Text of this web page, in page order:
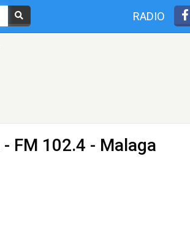
RADIO
- FM 102.4 - Malaga